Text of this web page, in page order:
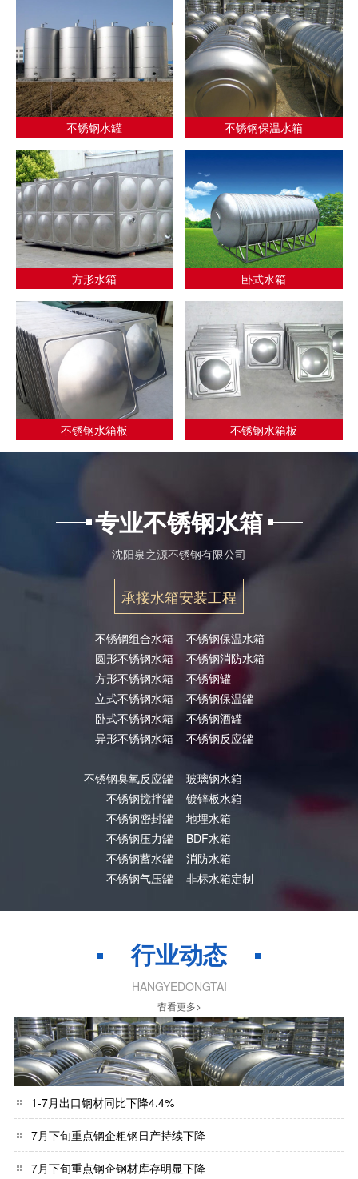
不锈钢水罐 不锈钢保温水箱
方形水箱 卧式水箱
不锈钢水箱板 不锈钢水箱板
专业不锈钢水箱
沈阳泉之源不锈钢有限公司
承接水箱安装工程
不锈钢组合水箱
圆形不锈钢水箱
方形不锈钢水箱
立式不锈钢水箱
卧式不锈钢水箱
异形不锈钢水箱
不锈钢臭氧反应罐
不锈钢搅拌罐
不锈钢密封罐
不锈钢压力罐
不锈钢蓄水罐
不锈钢气压罐
不锈钢保温水箱
不锈钢消防水箱
不锈钢罐
不锈钢保温罐
不锈钢酒罐
不锈钢反应罐
玻璃钢水箱
镀锌板水箱
地埋水箱
BDF水箱
消防水箱
非标水箱定制
行业动态
HANGYEDONGTAI
杳看更多>
1-7月出口钢材同比下降4.4%
7月下旬重点钢企粗钢日产持续下降
7月下旬重点钢企钢材库存明显下降